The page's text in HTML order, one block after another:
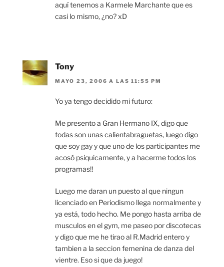
aquí tenemos a Karmele Marchante que es
casi lo mismo, ¿no? xD
Tony
MAYO 23, 2006 A LAS 11:55 PM
Yo ya tengo decidido mi futuro:
Me presento a Gran Hermano IX, digo que
todas son unas calientabraguetas, luego digo
que soy gay y que uno de los participantes me
acosó psiquicamente, y a hacerme todos los
programas!!
Luego me daran un puesto al que ningun
licenciado en Periodismo llega normalmente y
ya está, todo hecho. Me pongo hasta arriba de
musculos en el gym, me paseo por discotecas
y digo que me he tirao al R.Madrid entero y
tambien a la seccion femenina de danza del
vientre. Eso si que da juego!